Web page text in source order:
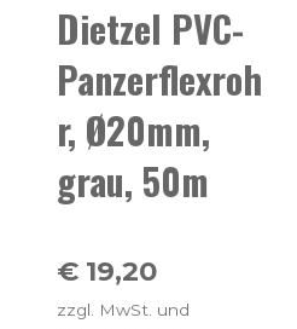
Dietzel PVC-
Panzerflexroh
r, Ø20mm,
grau, 50m
€ 19,20
zzgl. MwSt. und